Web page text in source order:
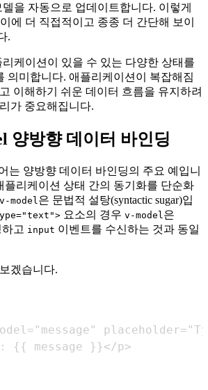
을 자동으로 업데이트합니다. 이렇게
에 더 직접적이고 종종 더 간단해 보이
.
리케이션이 있을 수 있는 다양한 상태를
의미합니다. 애플리케이션이 복잡해짐
이해하기 쉬운 데이터 흐름을 유지하려
가 중요해집니다.
양방향 데이터 바인딩
는 양방향 데이터 바인딩의 주요 예입니
플리케이션 상태 간의 동기화를 단순화
v-model 은 문법적 설탕(syntactic sugar)입
요소의 경우 v-model 은
고 input 이벤트를 수신하는 것과 동일
겠습니다.